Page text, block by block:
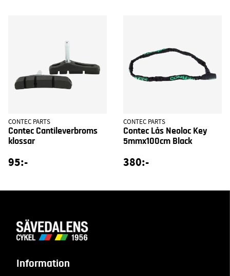
CONTEC PARTS
Contec Cantileverbroms
klossar
95:-
CONTEC PARTS
Contec Lås Neoloc Key
5mmx100cm Black
380:-
Information